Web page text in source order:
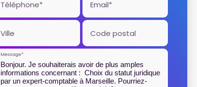
Téléphone* Email*
Ville Code postal
Message*